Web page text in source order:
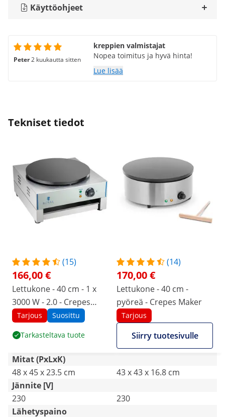
Käyttöohjeet
Peter2 kuukautta sitten
kreppien valmistajat
Nopea toimitus ja hyvä hinta!
Lue lisää
Tekniset tiedot
(15)
166,00 €
Lettukone - 40 cm - 1 x
3000 W - 2.0 - Crepes
Maker
Tarjous Suosittu
Tarkasteltava tuote
(14)
170,00 €
Lettukone - 40 cm -
pyöreä - Crepes Maker
Tarjous
Siirry tuotesivulle
Mitat (PxLxK)
48 x 45 x 23.5 cm
43 x 43 x 16.8 cm
Jännite [V]
230
230
Lähetyspaino